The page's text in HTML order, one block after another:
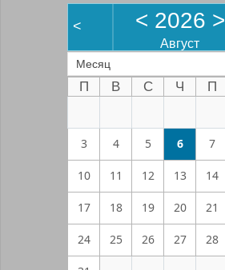
< < 2026 >
Август
Месяц
П В С Ч П
3 4 5 6 7
10 11 12 13 14
17 18 19 20 21
24 25 26 27 28